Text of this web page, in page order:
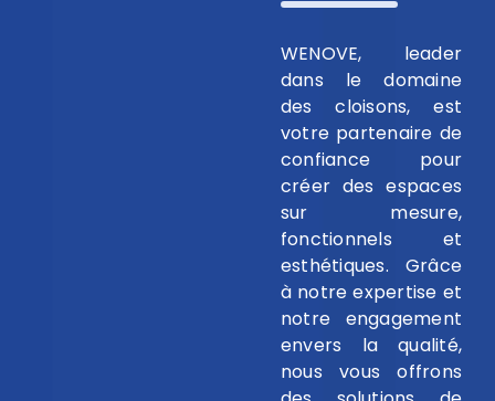
WENOVE, leader
dans le domaine
des cloisons, est
votre partenaire de
confiance pour
créer des espaces
sur mesure,
fonctionnels et
esthétiques. Grâce
à notre expertise et
notre engagement
envers la qualité,
nous vous offrons